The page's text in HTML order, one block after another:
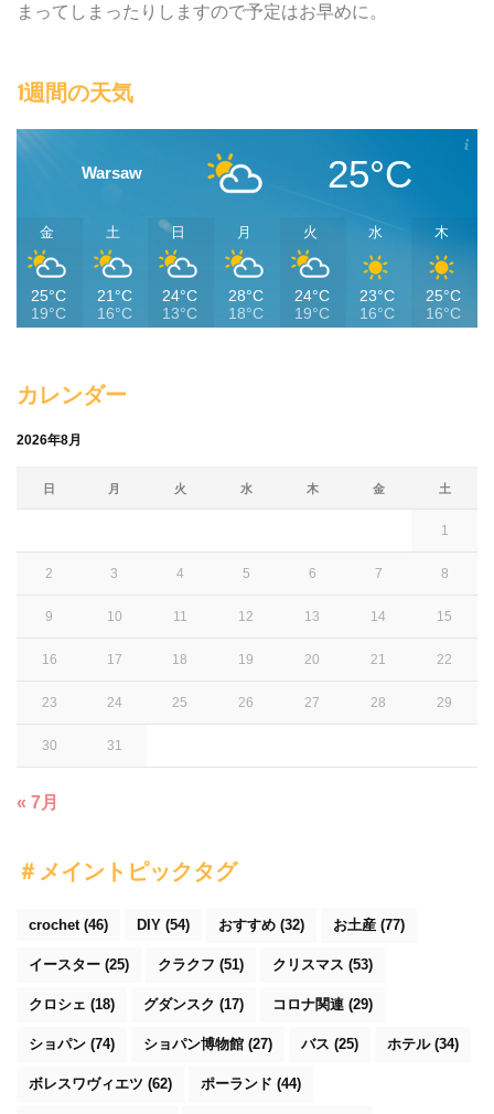
まってしまったりしますので予定はお早めに。
1週間の天気
Warsaw 25°C
金
25°C
19°C
土
21°C
16°C
日
24°C
13°C
月
28°C
18°C
火
24°C
19°C
水
23°C
16°C
木
25°C
16°C
カレンダー
2026年8月
日 月 火 水 木 金 土
1
2 3 4 5 6 7 8
9 10 11 12 13 14 15
16 17 18 19 20 21 22
23 24 25 26 27 28 29
30 31
« 7月
＃メイントピックタグ
crochet (46) DIY (54) おすすめ (32) お土産 (77)
イースター (25) クラクフ (51) クリスマス (53)
クロシェ (18) グダンスク (17) コロナ関連 (29)
ショパン (74) ショパン博物館 (27) バス (25) ホテル(34)
ボレスワヴィエツ (62) ポーランド (44)